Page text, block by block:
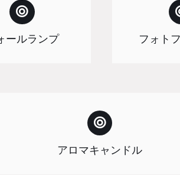
ールランプ フォト
アロマキャンドル